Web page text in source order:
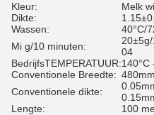
Kleur:
Melk
Dikte:
Wassen:
40°C/
Mi g/10 minuten:
04
BedrijfsTEMPERATUUR:140°C
Conventionele Breedte:
Conventionele dikte:
Lengte:
100